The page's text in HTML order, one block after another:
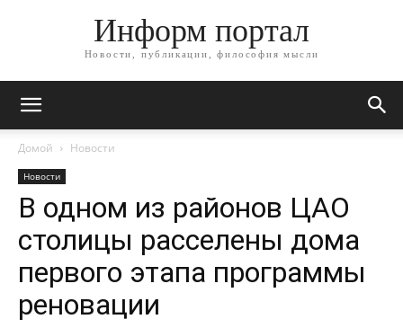
Информ портал
Новости, публикации, философия мысли
Домой Новости
Новости
В одном из районов ЦАО
столицы расселены дома
первого этапа программы
реновации